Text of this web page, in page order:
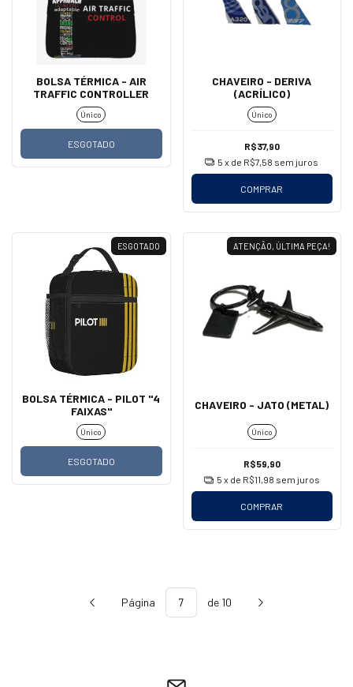
BOLSA TÉRMICA - AIR
TRAFFIC CONTROLLER
Único
ESGOTADO
CHAVEIRO - DERIVA
(ACRÍLICO)
Único
R$37,90
5 x de R$7,58 sem juros
COMPRAR
ESGOTADO
BOLSA TÉRMICA - PILOT "4
FAIXAS"
Único
ESGOTADO
ATENÇÃO, ÚLTIMA PEÇA!
CHAVEIRO - JATO (METAL)
Único
R$59,90
5 x de R$11,98 sem juros
COMPRAR
Página de 10